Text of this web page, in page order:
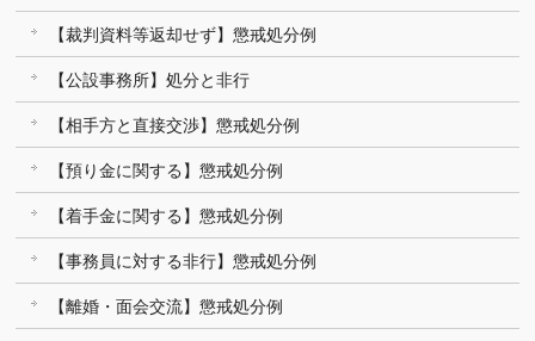
【裁判資料等返却せず】懲戒処分例
【公設事務所】処分と非行
【相手方と直接交渉】懲戒処分例
【預り金に関する】懲戒処分例
【着手金に関する】懲戒処分例
【事務員に対する非行】懲戒処分例
【離婚・面会交流】懲戒処分例